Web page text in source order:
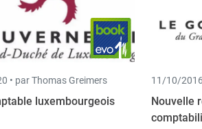
• par Thomas Greimers
luxembourgeois
11/10/2016
Nouvelle